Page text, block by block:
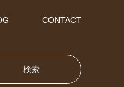
CONTACT